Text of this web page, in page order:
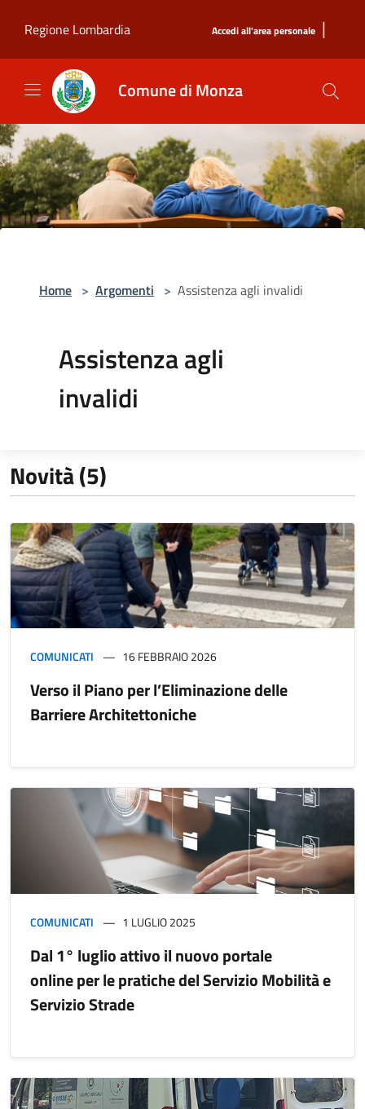
Regione Lombardia
Accedi all'area personale |
Comune di Monza
Home > Argomenti > Assistenza agli invalidi
Assistenza agli
invalidi
Novità (5)
COMUNICATI 16 FEBBRAIO 2026
Verso il Piano per l’Eliminazione delle
Barriere Architettoniche
COMUNICATI 1 LUGLIO 2025
Dal 1° luglio attivo il nuovo portale
online per le pratiche del Servizio Mobilità e
Servizio Strade